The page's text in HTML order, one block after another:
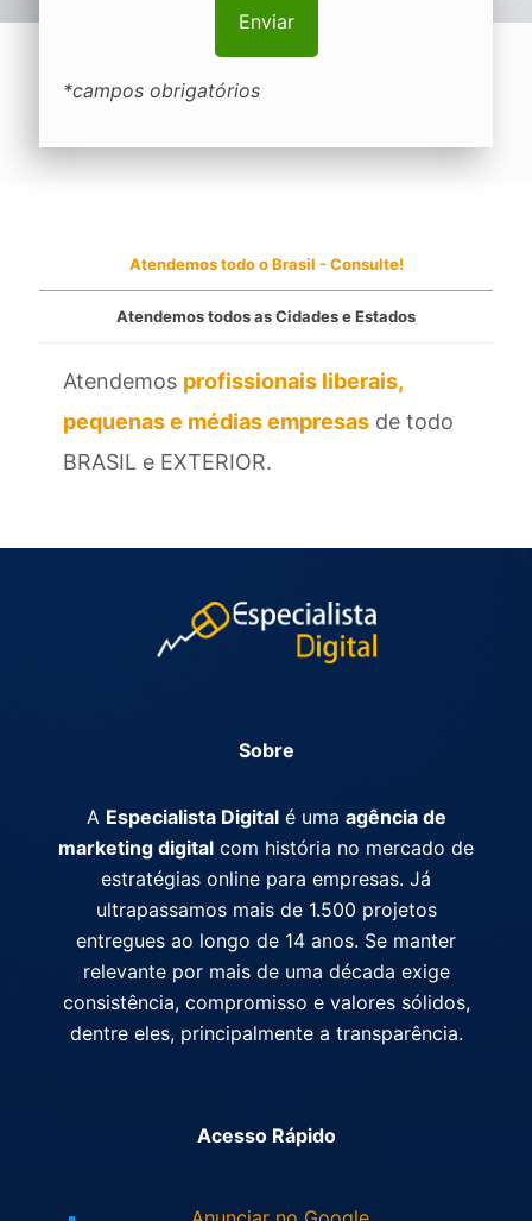
*campos obrigatórios
Atendemos todo o Brasil - Consulte!
Atendemos todos as Cidades e Estados
Atendemos profissionais liberais,
pequenas e médias empresas de todo
BRASIL e EXTERIOR.
Sobre
A Especialista Digitalé uma agência de
marketing digital com história no mercado de
estratégias online para empresas. Já
ultrapassamos mais de 1.500 projetos
entregues ao longo de 14 anos. Se manter
relevante por mais de uma década exige
consistência, compromisso e valores sólidos,
dentre eles, principalmente a transparência.
Acesso Rápido